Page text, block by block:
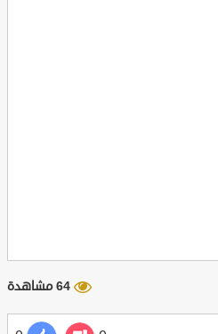
64 مشاهدة